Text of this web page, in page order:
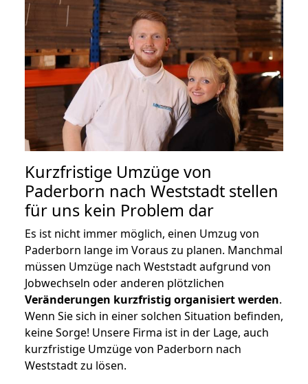
Kurzfristige Umzüge von
Paderborn nach Weststadt stellen
für uns kein Problem dar
Es ist nicht immer möglich, einen Umzug von
Paderborn lange im Voraus zu planen. Manchmal
müssen Umzüge nach Weststadt aufgrund von
Jobwechseln oder anderen plötzlichen
Veränderungen kurzfristig organisiert werden.
Wenn Sie sich in einer solchen Situation befinden,
keine Sorge! Unsere Firma ist in der Lage, auch
kurzfristige Umzüge von Paderborn nach
Weststadt zu lösen.